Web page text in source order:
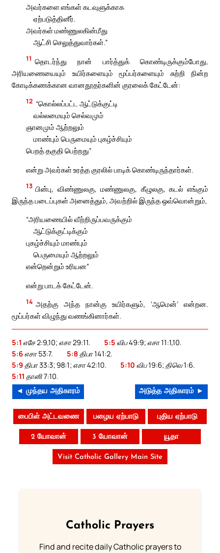
அவர்களை எங்கள் கடவுளுக்காக
ஏற்படுத்தினீர்.
அவர்கள் மண்ணுலகின்மீது
ஆட்சி செலுத்துவார்கள்.”
11 தொடர்ந்து நான் பார்த்துக் கொண்டிருக்கும்போது,
அரியணையையும் உயிர்களையும் மூப்பர்களையும் சுற்றி நின்ற
கோடிக்கணக்கான வானதூதர்களின் குரலைக் கேட்டேன்:
12 “கொல்லப்பட்ட ஆட்டுக்குட்டி
வல்லமையும் செல்வமும்
ஞானமும் ஆற்றலும்
மாண்பும் பெருமையும் புகழ்ச்சியும்
பெறத் தகுதி பெற்றது”
என்று அவர்கள் உரத்த குரலில் பாடிக் கொண்டிருந்தார்கள்.
13 பின்பு, விண்ணுலகு, மண்ணுலகு, கீழுலகு, கடல் எங்கும்
இருந்த படைப்புகள் அனைத்தும், அவற்றில் இருந்த ஒவ்வொன்றும்,
“அரியணையில் வீற்றிருப்பவருக்கும்
ஆட்டுக்குட்டிக்கும்
புகழ்ச்சியும் மாண்பும்
பெருமையும் ஆற்றலும்
என்றென்றும் உரியன”
என்று பாடக் கேட்டேன்.
14 அதற்கு அந்த நான்கு உயிர்களும், ‘ஆமென்’ என்றன.
மூப்பர்கள் விழுந்து வணங்கினார்கள்.
5:1 எசே 2:9,10; எசா 29:11. 5:5 விப 49:9; எசா 11:1,10.
5:6எசா 53:7. 5:8 திபா 141:2.
5:9 திபா 33:3; 98:1; எசா 42:10. 5:10 விப 19:6; திவெ 1:6.
5:11 தானி 7:10.
◄ முந்தய அதிகாரம் அடுத்த அதிகாரம் ►
பைபிள் அட்டவணை பழைய ஏற்பாடு புதிய ஏற்பாடு
2 யோவான் 3 யோவான் யூதா
Visit Catholic Gallery Main Site
Catholic Prayers
Find and recite daily Catholic prayers to